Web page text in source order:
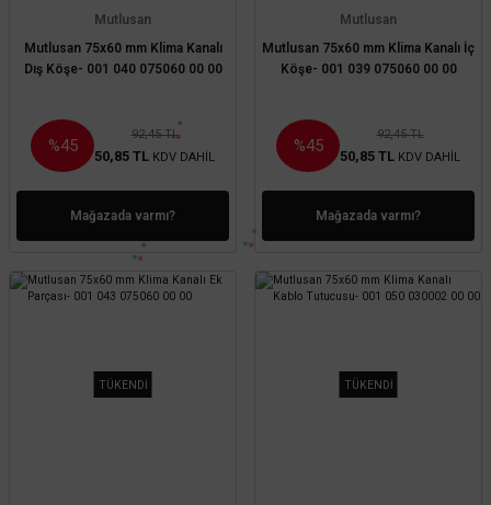
Mutlusan
Mutlusan 75x60 mm Klima Kanalı
Dış Köşe- 001 040 075060 00 00
%45
92,45 TL
50,85 TL KDV DAHİL
Mağazada varmı?
Mutlusan
Mutlusan 75x60 mm Klima Kanalı İç
Köşe- 001 039 075060 00 00
%45
92,45 TL
50,85 TL KDV DAHİL
Mağazada varmı?
TÜKENDİ TÜKENDİ